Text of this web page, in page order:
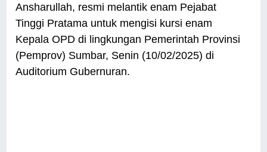
Ansharullah, resmi melantik enam Pejabat
Tinggi Pratama untuk mengisi kursi enam
Kepala OPD di lingkungan Pemerintah Provinsi
(Pemprov) Sumbar, Senin (10/02/2025) di
Auditorium Gubernuran.